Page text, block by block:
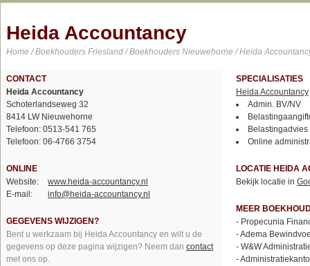
Heida Accountancy
Home /Boekhouders Friesland/Boekhouders Nieuwehorne / Heida
CONTACT
Heida Accountancy
Schoterlandseweg 32
8414 LW Nieuwehorne
Telefoon: 0513-541 765
Telefoon: 06-4766 3754
ONLINE
Website:
www.heida-accountancy.nl
E-mail:
info@heida-accountancy.nl
GEGEVENS WIJZIGEN?
Bent u werkzaam bij Heida Accountancy en wilt u de
gegevens op deze pagina wijzigen? Neem dan contact
met ons op.
SPECIALISATIES
Heida Accountancy
Admin. BV/NV
Belastingadvies
Online
LOCATIE HEIDA
Bekijk locatie in
MEER
- Propecunia
-Adema
- W&W
-